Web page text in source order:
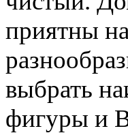
приятны
выбрать
фигуры и